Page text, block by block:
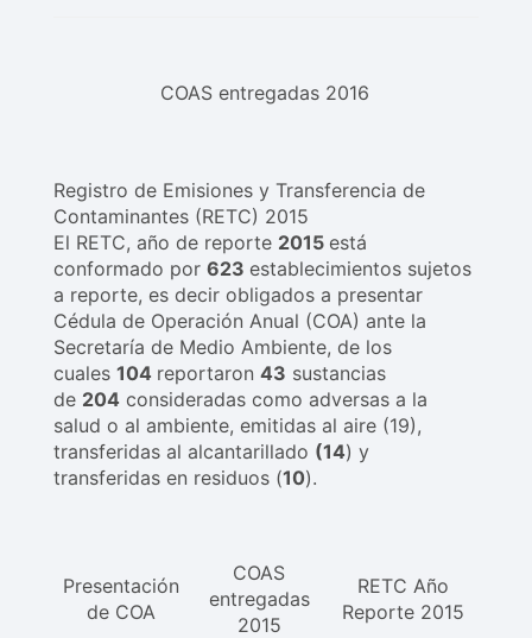
COAS entregadas 2016
Registro de Emisiones y Transferencia de
Contaminantes (RETC) 2015
El RETC, año de reporte 2015 está
conformado por 623 establecimientos sujetos
a reporte, es decir obligados a presentar
Cédula de Operación Anual (COA) ante la
Secretaría de Medio Ambiente, de los
cuales 104 reportaron 43 sustancias
de 204 consideradas como adversas a la
salud o al ambiente, emitidas al aire (19),
transferidas al alcantarillado (14) y
transferidas en residuos (10).
Presentación
de COA
COAS
entregadas
2015
RETC Año
Reporte 2015